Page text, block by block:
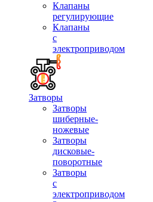
Клапаны
регулирующие
Клапаны
с
электроприводом
Затворы
Затворы
шиберные-
ножевые
Затворы
дисковые-
поворотные
Затворы
с
электроприводом